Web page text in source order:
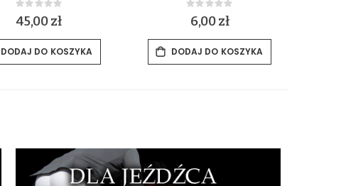
Rating:
0%
45,00 zł
DODAJ DO KOSZYKA
Rating:
0%
6,00 zł
DODAJ DO KOSZYKA